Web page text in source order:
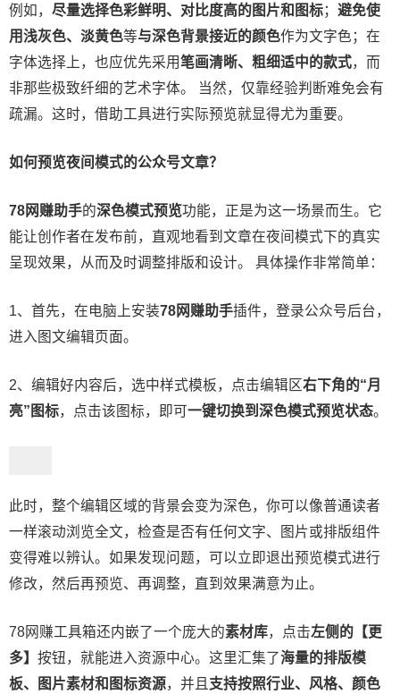
例如， 尽量选择色彩鲜明、对比度高的图片和图标； 避免使
用浅灰色、淡黄色等与深色背景接近的颜色作为文字色；在
字体选择上，也应优先采用笔画清晰、粗细适中的款式，而
非那些极致纤细的艺术字体。 当然，仅靠经验判断难免会有
疏漏。这时，借助工具进行实际预览就显得尤为重要。
如何预览夜间模式的公众号文章？
78网赚助手的深色模式预览功能，正是为这一场景而生。它
能让创作者在发布前，直观地看到文章在夜间模式下的真实
呈现效果，从而及时调整排版和设计。 具体操作非常简单：
1、首先，在电脑上安装78网赚助手插件，登录公众号后台，
进入图文编辑页面。
2、编辑好内容后，选中样式模板，点击编辑区右下角的“月
亮”图标，点击该图标，即可一键切换到深色模式预览状态。
此时，整个编辑区域的背景会变为深色，你可以像普通读者
一样滚动浏览全文，检查是否有任何文字、图片或排版组件
变得难以辨认。如果发现问题，可以立即退出预览模式进行
修改，然后再预览、再调整，直到效果满意为止。
78网赚工具箱还内嵌了一个庞大的素材库，点击左侧的【更
多】 按钮，就能进入资源中心。这里汇集了海量的排版模
板、图片素材和图标资源，并且 支持按照行业、风格、颜色